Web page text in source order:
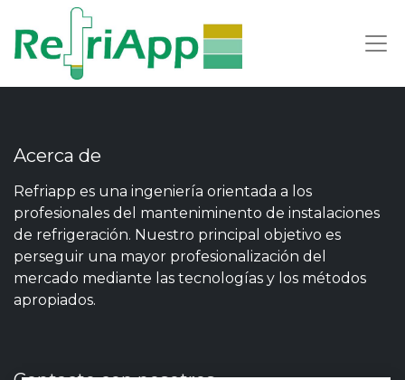
Acerca de
Refriapp es una ingeniería orientada a los
profesionales del manteniminento de instalaciones
de refrigeración. Nuestro principal objetivo es
perseguir una mayor profesionalización del
mercado mediante las tecnologías y los métodos
apropiados.